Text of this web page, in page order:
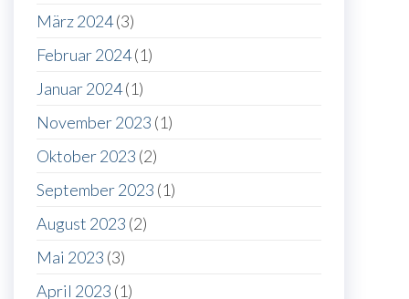
März 2024(3)
Februar 2024(1)
Januar 2024(1)
November 2023 (1)
Oktober 2023 (2)
September 2023 (1)
August 2023 (2)
Mai 2023 (3)
April 2023 (1)